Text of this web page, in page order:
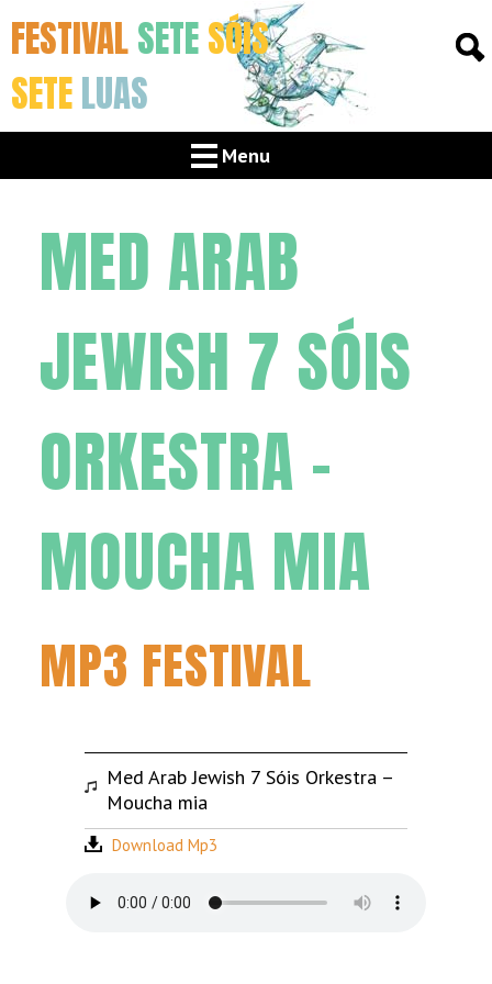
FESTIVALSETESÓIS
SETELUAS
Menu
MED ARAB
JEWISH 7 SÓIS
ORKESTRA –
MOUCHA MIA
MP3 FESTIVAL
Med Arab Jewish 7 Sóis Orkestra –
Moucha mia
Download Mp3